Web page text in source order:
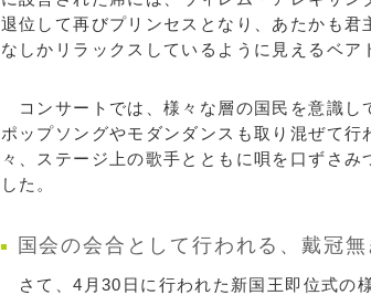
退位して再びプリンセスとなり、あたかも
なしかリラックスしているように見えるベア
コンサートでは、様々な層の国民を意識し
ポップソングやモダンダンスも取り混ぜて
々、ステージ上の歌手とともに唄を口ずさ
した。
国会の会合として行われる、戴冠
さて、4月30日に行われた新国王即位式の